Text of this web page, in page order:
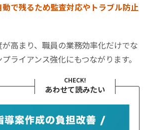
で残るため監査対応やトラブル防止
高まり、職員の業務効率化だけでな
ライアンス強化にもつながります。
CHECK!
あわせて読みたい